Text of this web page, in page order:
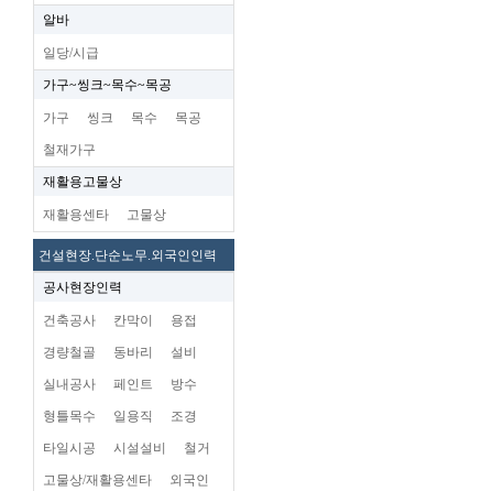
알바
일당/시급
가구~씽크~목수~목공
가구 씽크 목수 목공
철재가구
재활용고물상
재활용센타 고물상
건설현장.단순노무.외국인인력
공사현장인력
건축공사 칸막이 용접
경량철골 동바리 설비
실내공사 페인트 방수
형틀목수 일용직 조경
타일시공 시설설비 철거
고물상/재활용센타 외국인